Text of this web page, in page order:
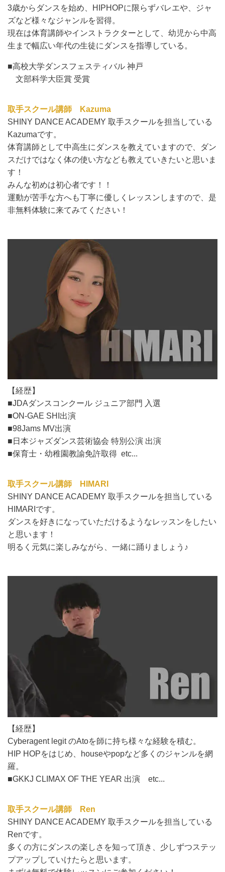
3歳からダンスを始め、HIPHOPに限らずバレエや、ジャ
ズなど様々なジャンルを習得。
現在は体育講師やインストラクターとして、幼児から中高
生まで幅広い年代の生徒にダンスを指導している。
■高校大学ダンスフェスティバル 神戸
文部科学大臣賞 受賞
取手スクール講師 Kazuma
SHINY DANCE ACADEMY 取手スクールを担当している
Kazumaです。
体育講師として中高生にダンスを教えていますので、ダン
スだけではなく体の使い方なども教えていきたいと思いま
す！
みんな初めは初心者です！！
運動が苦手な方へも丁寧に優しくレッスンしますので、是
非無料体験に来てみてください！
【経歴】
■JDAダンスコンクール ジュニア部門 入選
■ON-GAE SHI出演
■98Jams MV出演
■日本ジャズダンス芸術協会 特別公演 出演
■保育士・幼稚園教諭免許取得 etc...
取手スクール講師
HIMARI
SHINY DANCE ACADEMY 取手スクールを担当している
HIMARIです。
ダンスを好きになっていただけるようなレッスンをしたい
と思います！
明るく元気に楽しみながら、一緒に踊りましょう♪
【経歴】
Cyberagent legit のAtoを師に持ち様々な経験を積む。
HIP HOPをはじめ、houseやpopなど多くのジャンルを網
羅。
■GKKJ CLIMAX OF THE YEAR 出演 etc...
取手スクール講師
Ren
SHINY DANCE ACADEMY 取手スクールを担当している
Renです。
多くの方にダンスの楽しさを知って頂き、少しずつステッ
プアップしていけたらと思います。